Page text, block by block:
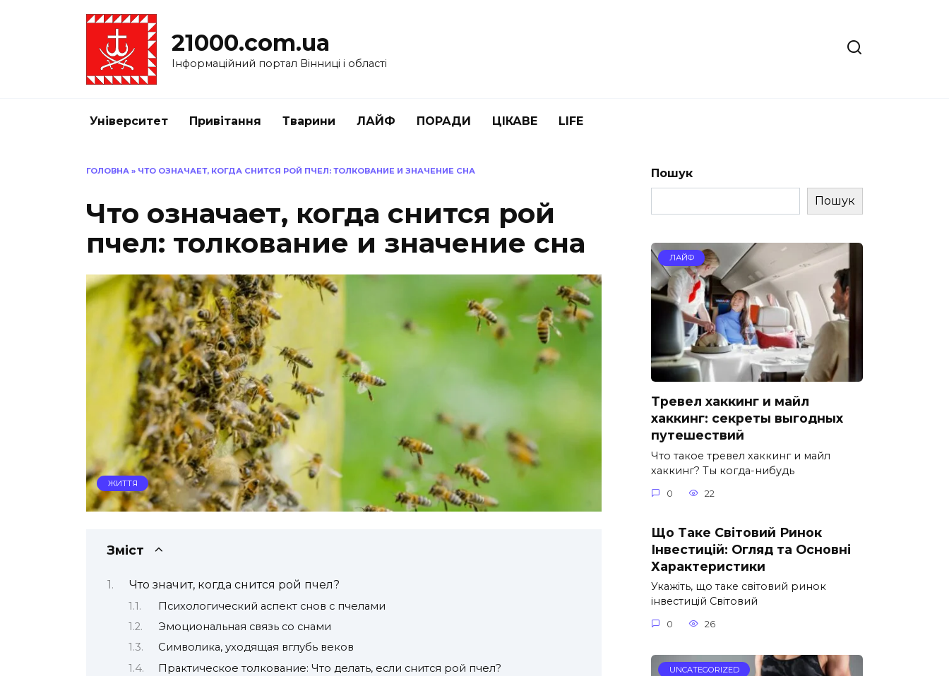
21000.com.ua
Інформаційний портал Вінниці і області
Університет Привітання Тварини ЛАЙФ ПОРАДИ ЦІКАВЕ LIFE
ГОЛОВНА » ЧТО ОЗНАЧАЕТ, КОГДА СНИТСЯ РОЙ ПЧЕЛ: ТОЛКОВАНИЕ И ЗНАЧЕНИЕ СНА
Что означает, когда снится рой
пчел: толкование и значение сна
ЖИТТЯ
Зміст
Что значит, когда снится рой пчел?
Психологический аспект снов с пчелами
Эмоциональная связь со снами
Символика, уходящая вглубь веков
Практическое толкование: Что делать, если снится рой пчел?
Пошук
Пошук
ЛАЙФ
Тревел хаккинг и майл
хаккинг: секреты выгодных
путешествий
Что такое тревел хаккинг и майл
хаккинг? Ты когда-нибудь
0 22
Що Таке Світовий Ринок
Інвестицій: Огляд та Основні
Характеристики
Укажіть, що таке світовий ринок
інвестицій Світовий
0 26
UNCATEGORIZED